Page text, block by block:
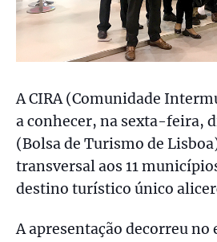
A CIRA (Comunidade
a conhecer, na sexta-feira,
(Bolsa de Turismo de
transversal aos 11
destino turístico único
A apresentação decorreu no